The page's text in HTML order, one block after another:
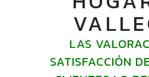
LAS
SATISFACCIÓN